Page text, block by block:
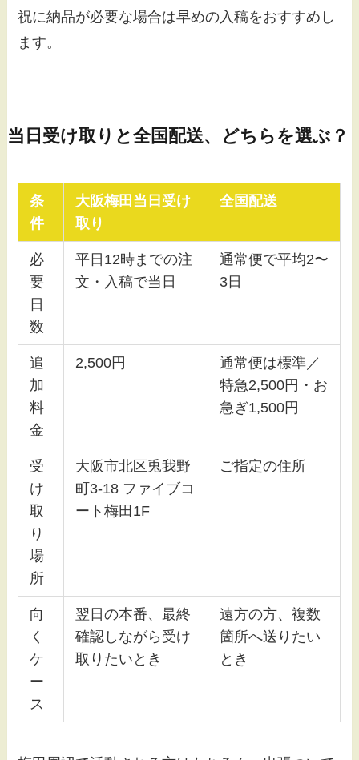
祝に納品が必要な場合は早めの入稿をおすすめし
ます。
当日受け取りと全国配送、どちらを選ぶ？
条
件
大阪梅田当日受け
取り
全国配送
必
要
日
数
平日12時までの注
文・入稿で当日
通常便で平均2〜
3日
追
加
料
金
2,500円
通常便は標準／
特急2,500円・お
急ぎ1,500円
受
け
取
り
場
所
大阪市北区兎我野
町3-18 ファイブコ
ート梅田1F
ご指定の住所
向
く
ケ
ー
ス
翌日の本番、最終
確認しながら受け
取りたいとき
遠方の方、複数
箇所へ送りたい
とき